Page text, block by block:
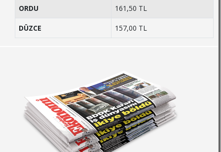
ORDU 161,50 TL
DÜZCE 157,00 TL